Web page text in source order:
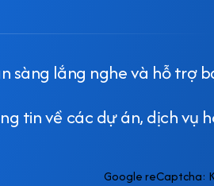
sàng lắng nghe và hỗ trợ
tin về các dự án, dịch vụ
Google reCaptcha: